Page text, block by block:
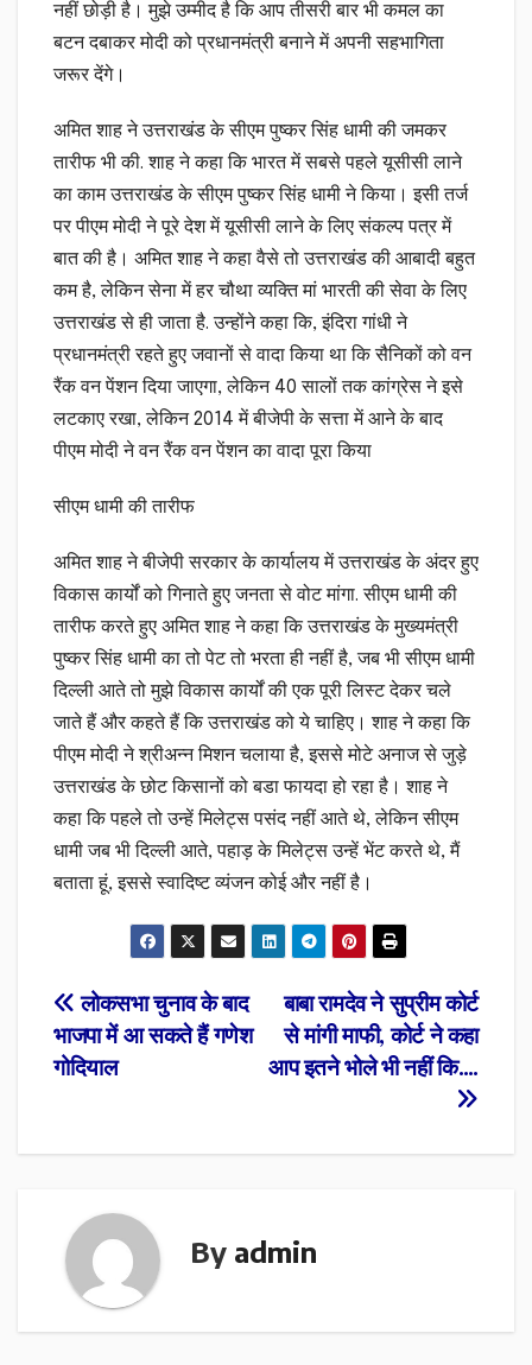
नहीं छोड़ी है। मुझे उम्मीद है कि आप तीसरी बार भी कमल का
बटन दबाकर मोदी को प्रधानमंत्री बनाने में अपनी सहभागिता
जरूर देंगे।
अमित शाह ने उत्तराखंड के सीएम पुष्कर सिंह धामी की जमकर
तारीफ भी की. शाह ने कहा कि भारत में सबसे पहले यूसीसी लाने
का काम उत्तराखंड के सीएम पुष्कर सिंह धामी ने किया। इसी तर्ज
पर पीएम मोदी ने पूरे देश में यूसीसी लाने के लिए संकल्प पत्र में
बात की है। अमित शाह ने कहा वैसे तो उत्तराखंड की आबादी बहुत
कम है, लेकिन सेना में हर चौथा व्यक्ति मां भारती की सेवा के लिए
उत्तराखंड से ही जाता है. उन्होंने कहा कि, इंदिरा गांधी ने
प्रधानमंत्री रहते हुए जवानों से वादा किया था कि सैनिकों को वन
रैंक वन पेंशन दिया जाएगा, लेकिन 40 सालों तक कांग्रेस ने इसे
लटकाए रखा, लेकिन 2014 में बीजेपी के सत्ता में आने के बाद
पीएम मोदी ने वन रैंक वन पेंशन का वादा पूरा किया
सीएम धामी की तारीफ
अमित शाह ने बीजेपी सरकार के कार्यालय में उत्तराखंड के अंदर हुए
विकास कार्यों को गिनाते हुए जनता से वोट मांगा. सीएम धामी की
तारीफ करते हुए अमित शाह ने कहा कि उत्तराखंड के मुख्यमंत्री
पुष्कर सिंह धामी का तो पेट तो भरता ही नहीं है, जब भी सीएम धामी
दिल्ली आते तो मुझे विकास कार्यों की एक पूरी लिस्ट देकर चले
जाते हैं और कहते हैं कि उत्तराखंड को ये चाहिए। शाह ने कहा कि
पीएम मोदी ने श्रीअन्न मिशन चलाया है, इससे मोटे अनाज से जुड़े
उत्तराखंड के छोट किसानों को बडा फायदा हो रहा है। शाह ने
कहा कि पहले तो उन्हें मिलेट्स पसंद नहीं आते थे, लेकिन सीएम
धामी जब भी दिल्ली आते, पहाड़ के मिलेट्स उन्हें भेंट करते थे, मैं
बताता हूं, इससे स्वादिष्ट व्यंजन कोई और नहीं है।
Post
navigation
बाबा रामदेव ने सुप्रीम कोर्ट
से मांगी माफी, कोर्ट ने कहा
आप इतने भोले भी नहीं कि….
लोकसभा चुनाव के बाद
भाजपा में आ सकते हैं गणेश
गोदियाल
By admin